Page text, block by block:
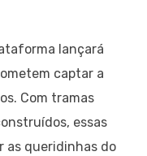
lançará
captar a
Com tramas
essas
as queridinhas do